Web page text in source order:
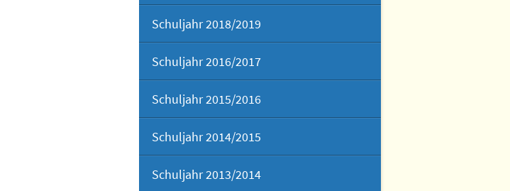
Schuljahr 2018/2019
Schuljahr 2016/2017
Schuljahr 2015/2016
Schuljahr 2014/2015
Schuljahr 2013/2014